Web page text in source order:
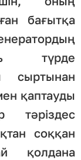
бағытқа
түрде
сыртынан
қаптауды
соққан
қолдана